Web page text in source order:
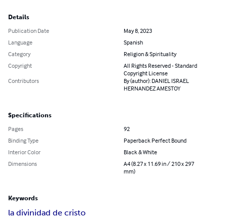
Details
Publication Date
May 8, 2023
Language
Spanish
Category
Religion & Spirituality
Copyright
All Rights Reserved - Standard
Copyright License
Contributors
By (author): DANIEL ISRAEL
HERNANDEZ AMESTOY
Specifications
Pages
92
Binding Type
Paperback Perfect Bound
Interior Color
Black & White
Dimensions
A4 (8.27 x 11.69 in / 210 x 297
mm)
Keywords
la divinidad de cristo